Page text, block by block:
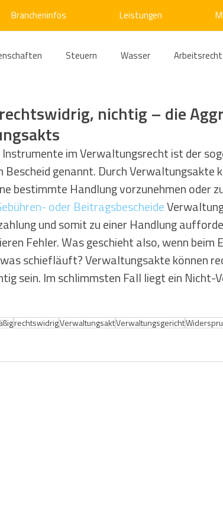
Brancheninfos Leistungen
Steuern Wasser Arbeitsrecht
Kälte Verkehr Entsorgung/Abfall
Kartellrecht Europarecht Wirtschafts- und
E-Mobilität Verwaltungsrecht
nichtig – die
im Verwaltungsrecht ist der
genannt. Durch Verwaltungsakte
bestimmte Handlung vorzunehmen oder
oder Beitragsbescheide
und somit zu einer Handlung
Fehler. Was geschieht also, wenn beim
schiefläuft? Verwaltungsakte können
sein. Im schlimmsten Fall liegt ein Nicht-
rechtswidrigVerwaltungsaktVerwaltungsgericht